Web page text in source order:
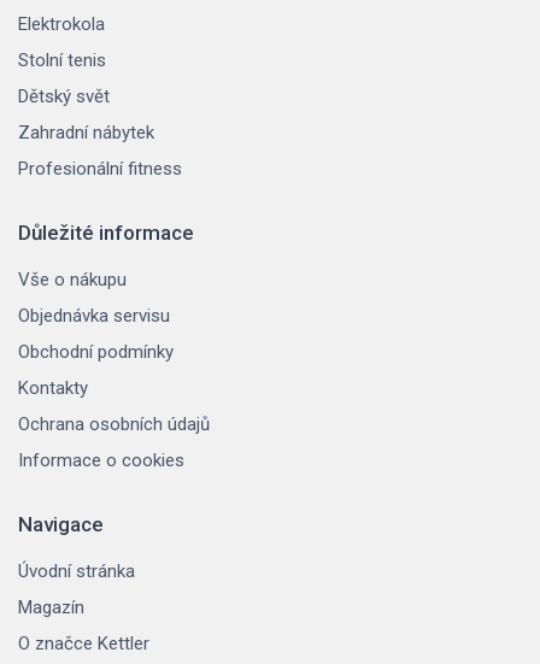
Elektrokola
Stolní tenis
Dětský svět
Zahradní nábytek
Profesionální fitness
Důležité informace
Vše o nákupu
Objednávka servisu
Obchodní podmínky
Kontakty
Ochrana osobních údajů
Informace o cookies
Navigace
Úvodní stránka
Magazín
O značce Kettler